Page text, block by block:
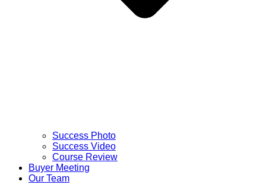
Success Photo
Success Video
Course Review
Buyer Meeting
Our Team